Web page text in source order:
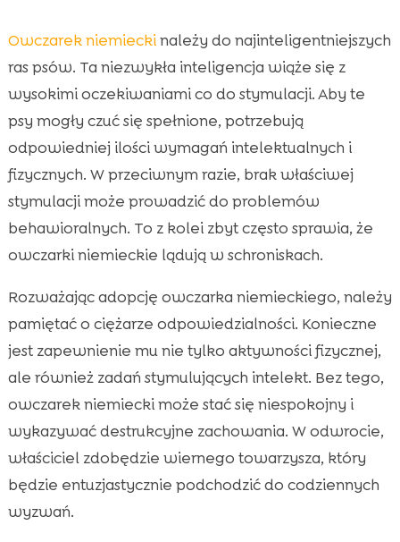
Owczarek niemieckinależy do najinteligentniejszych
ras psów. Ta niezwykła inteligencja wiąże się z
wysokimi oczekiwaniami co do stymulacji. Aby te
psy mogły czuć się spełnione, potrzebują
odpowiedniej ilości wymagań intelektualnych i
fizycznych. W przeciwnym razie, brak właściwej
stymulacji może prowadzić do problemów
behawioralnych. To z kolei zbyt często sprawia, że
owczarki niemieckie lądują w schroniskach.
Rozważając adopcję owczarka niemieckiego, należy
pamiętać o ciężarze odpowiedzialności. Konieczne
jest zapewnienie mu nie tylko aktywności fizycznej,
ale również zadań stymulujących intelekt. Bez tego,
owczarek niemiecki może stać się niespokojny i
wykazywać destrukcyjne zachowania. W odwrocie,
właściciel zdobędzie wiernego towarzysza, który
będzie entuzjastycznie podchodzić do codziennych
wyzwań.